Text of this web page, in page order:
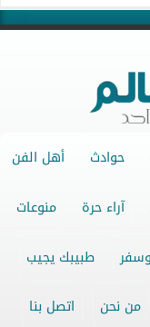
حوادث أهل الفن
آراء حرة منوعات
طبيبك يجيب
من نحن اتصل بنا